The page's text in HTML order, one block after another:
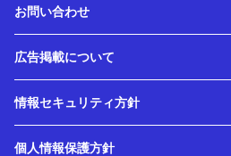
お問い合わせ
広告掲載について
情報セキュリティ方針
個人情報保護方針